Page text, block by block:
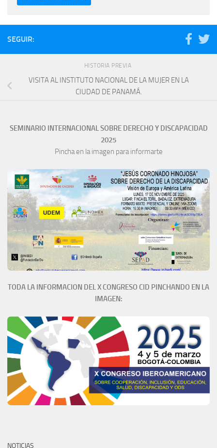
SEGUIR:
HISTORIA PREVIA
VISITA AL INSTITUTO NACIONAL DE LA MUJER EN LA
CIUDAD DE PANAMÁ.
SEMINARIO INTERNACIONAL SOBRE DERECHO Y DISCAPACIDAD
2025
Pincha en la imagen para informarte
TODA LA INFORMACION DEL X CONGRESO CID PINCHANDO EN LA
IMAGEN:
NOTICIAS